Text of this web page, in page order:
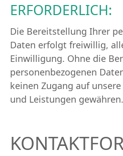
ERFORDERLICH:
Die Bereitstellung Ihrer
Daten erfolgt freiwillig,
Einwilligung. Ohne die
personenbezogenen
keinen Zugang auf
und Leistungen gewähren.